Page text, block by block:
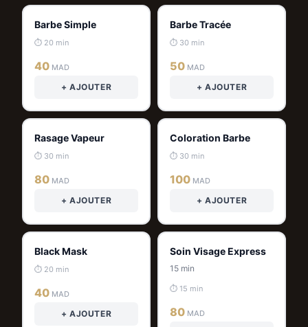
Barbe Simple
⏱ 20 min
40 MAD
+ AJOUTER
Barbe Tracée
⏱ 30 min
50 MAD
+ AJOUTER
Rasage Vapeur
⏱ 30 min
80 MAD
+ AJOUTER
Coloration Barbe
⏱ 30 min
100 MAD
+ AJOUTER
Black Mask
⏱ 20 min
40 MAD
+ AJOUTER
Soin Visage Express
15 min
⏱ 15 min
80 MAD